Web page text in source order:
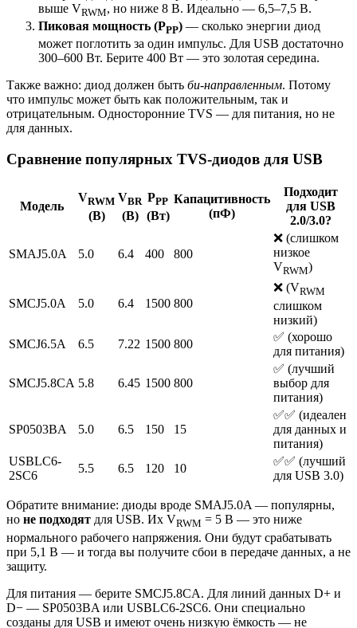
выше VRWM, но ниже 8 В. Идеально — 6,5–7,5 В.
Пиковая мощность (PPP) — сколько энергии диод
может поглотить за один импульс. Для USB достаточно
300–600 Вт. Берите 400 Вт — это золотая середина.
Также важно: диод должен быть би-направленным. Потому
что импульс может быть как положительным, так и
отрицательным. Односторонние TVS — для питания, но не
для данных.
Сравнение популярных TVS-диодов для USB
Модель
VRWM
(В)
VBR
(В)
PPP
(Вт)
Капацитивность
(пФ)
Подходит
для USB
2.0/3.0?
SMAJ5.0A 5.0 6.4 400 800
❌ (слишком
низкое
VRWM)
SMCJ5.0A 5.0 6.4 1500 800
❌ (VRWM
слишком
низкий)
SMCJ6.5A
6.5 7.22 1500 800
✅ (хорошо
для питания)
SMCJ5.8CA 5.8 6.45 1500 800
✅ (лучший
выбор для
питания)
SP0503BA 5.0 6.5 150 15
✅✅ (идеален
для данных и
питания)
USBLC6-
2SC6
5.5 6.5 120 10
✅✅ (лучший
для USB 3.0)
Обратите внимание: диоды вроде SMAJ5.0A — популярны,
но не подходят для USB. Их VRWM = 5 В — это ниже
нормального рабочего напряжения. Они будут срабатывать
при 5,1 В — и тогда вы получите сбои в передаче данных, а не
защиту.
Для питания — берите SMCJ5.8CA. Для линий данных D+ и
D− — SP0503BA или USBLC6-2SC6. Они специально
созданы для USB и имеют очень низкую ёмкость — не